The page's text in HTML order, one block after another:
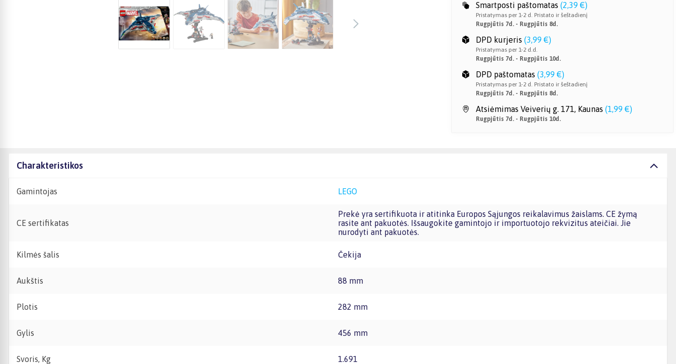
Smartposti paštomatas (2,39 €)
Pristatymas per 1-2 d. Pristato ir šeštadienį
Rugpjūtis 7d. - Rugpjūtis 8d.
DPD kurjeris (3,99 €)
Pristatymas per 1-2 d.d.
Rugpjūtis 7d. - Rugpjūtis 10d.
DPD paštomatas (3,99 €)
Pristatymas per 1-2 d. Pristato ir šeštadienį
Rugpjūtis 7d. - Rugpjūtis 8d.
Atsiėmimas Veiverių g. 171, Kaunas (1,99 €)
Rugpjūtis 7d. - Rugpjūtis 10d.
Charakteristikos
Gamintojas LEGO
CE sertifikatas
Prekė yra sertifikuota ir atitinka Europos Sąjungos reikalavimus žaislams. CE žymą
rasite ant pakuotės. Išsaugokite gamintojo ir importuotojo rekvizitus ateičiai. Jie
nurodyti ant pakuotės.
Kilmės šalis Čekija
Aukštis 88 mm
Plotis 282 mm
Gylis 456 mm
Svoris, Kg 1.691